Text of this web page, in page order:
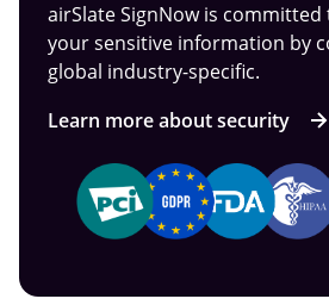
airSlate SignNow is
your sensitive information by
global industry-specific.
Learn more about security